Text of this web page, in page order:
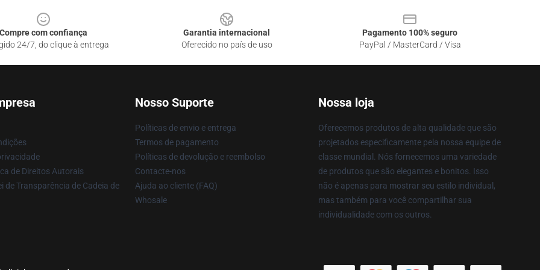
Compre com confiança
24/7, do clique à entrega
Garantia internacional
Oferecido no país de uso
Pagamento 100% seguro
PayPal / MasterCard / Visa
de Direitos Autorais
de Transparência de Cadeia de
Nosso Suporte
Políticas de envio e entrega
Termos de pagamento
Políticas de devolução e reembolso
Contacte-nos
Ajuda ao cliente (FAQ)
Whosale
Nossa loja
Oferecemos produtos de alta qualidade que são
projetados especificamente pela nossa equipe de
classe mundial. Nós fornecemos uma variedade
de produtos que são elegantes e bonitos. Isso
não é apenas para mostrar seu estilo individual,
mas também para você compartilhar sua
individualidade com os outros.